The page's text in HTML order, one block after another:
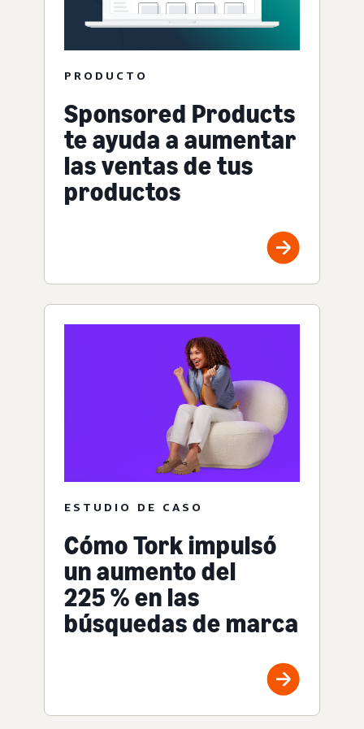
PRODUCTO
Sponsored Products
te ayuda a aumentar
las ventas de tus
productos
ESTUDIO DE CASO
Cómo Tork impulsó
un aumento del
225 % en las
búsquedas de marca